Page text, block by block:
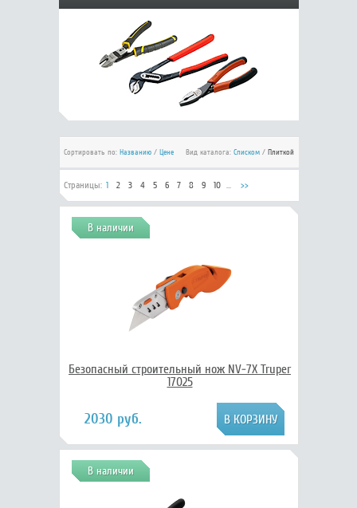
Сортировать по: Названию/ Цене Вид каталога: Списком/ Плиткой
Страницы: 1 2 3 4 5 6 7 8 9 10 ... >>
В наличии
Безопасный строительный нож NV-7X Truper
17025
2030 руб.
В наличии